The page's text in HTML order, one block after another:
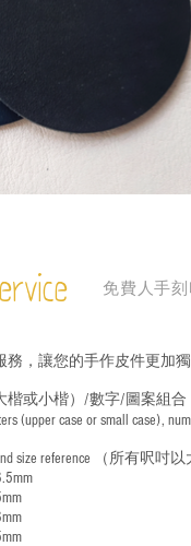
免費人手刻
，讓您的手作皮件更加獨
楷或小楷）/數字/圖案組合
(upper case or small case),
size reference
（所有呎吋